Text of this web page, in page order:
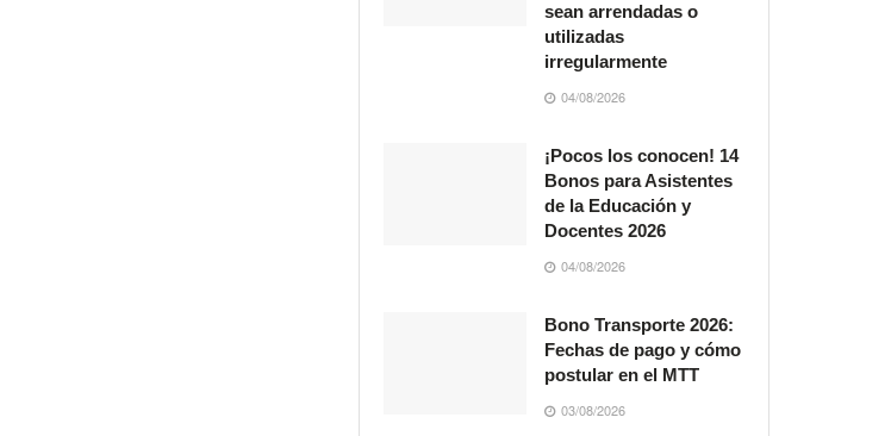
sean arrendadas o
utilizadas
irregularmente
04/08/2026
¡Pocos los conocen! 14
Bonos para Asistentes
de la Educación y
Docentes 2026
04/08/2026
Bono Transporte 2026:
Fechas de pago y cómo
postular en el MTT
03/08/2026